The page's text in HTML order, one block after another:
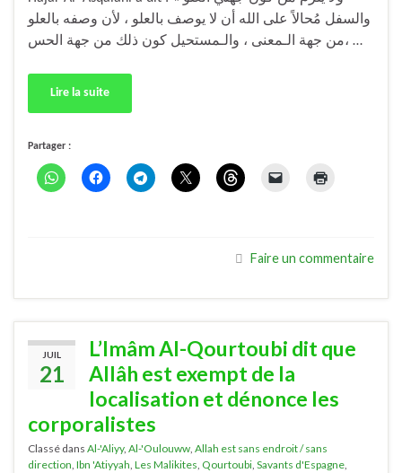
والسفل مُحالاً على الله أن لا يوصف بالعلو ، لأن وصفه بالعلو
من جهة الـمعنى ، والـمستحيل كون ذلك من جهة الحس، …
Lire la suite
Partager :
Faire un commentaire
JUIL
21
L’Imâm Al-Qourtoubi dit que
Allâh est exempt de la
localisation et dénonce les
corporalistes
Classé dans Al-'Aliyy, Al-'Oulouww, Allah est sans endroit / sans
direction, Ibn 'Atiyyah, Les Malikites, Qourtoubi, Savants d'Espagne,